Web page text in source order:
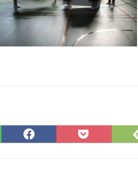
Facebook
で
Pocket
に